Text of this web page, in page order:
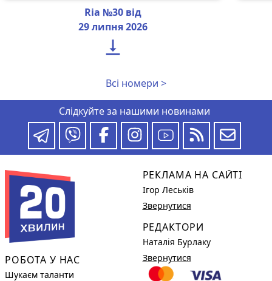
Ria №30 від
29 липня 2026

Всі номери >
Слідкуйте за нашими новинами
РОБОТА У НАС
Шукаєм таланти
РЕКЛАМА НА САЙТІ
Ігор Леськів
Звернутися
РЕДАКТОРИ
Наталія Бурлаку
Звернутися